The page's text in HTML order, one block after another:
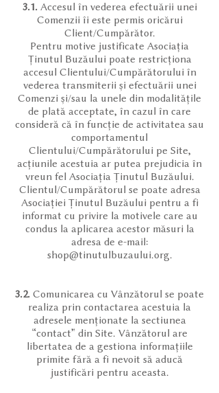
3.1. Accesul în vederea efectuării unei
Comenzii îi este permis oricărui
Client/Cumpărător.
Pentru motive justificate Asociația
Ținutul Buzăului poate restricționa
accesul Clientului/Cumpărătorului în
vederea transmiterii și efectuării unei
Comenzi și/sau la unele din modalitățile
de plată acceptate, în cazul în care
consideră că în funcție de activitatea sau
comportamentul
Clientului/Cumpărătorului pe Site,
acțiunile acestuia ar putea prejudicia în
vreun fel Asociația Ținutul Buzăului.
Clientul/Cumpărătorul se poate adresa
Asociației Ținutul Buzăului pentru a fi
informat cu privire la motivele care au
condus la aplicarea acestor măsuri la
adresa de e-mail:
shop@tinutulbuzaului.org.
3.2. Comunicarea cu Vânzătorul se poate
realiza prin contactarea acestuia la
adresele menționate la sectiunea
“contact” din Site. Vânzătorul are
libertatea de a gestiona informațiile
primite fără a fi nevoit să aducă
justificări pentru aceasta.